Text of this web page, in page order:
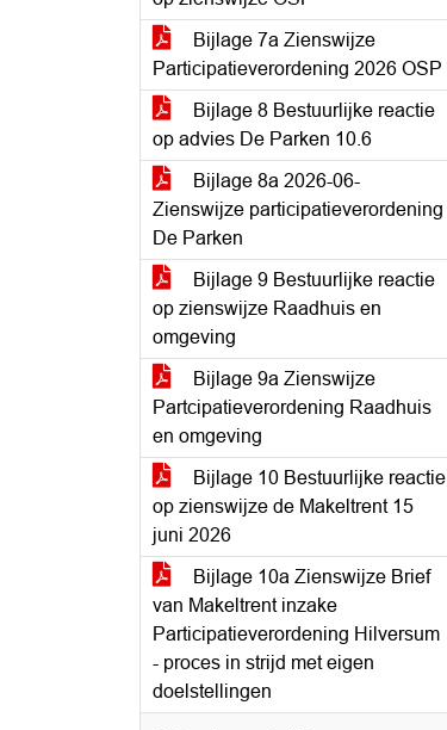
Bijlage 7a Zienswijze
Participatieverordening 2026 OSP
Bijlage 8 Bestuurlijke reactie
op advies De Parken 10.6
Bijlage 8a 2026-06-
Zienswijze participatieverordening
De Parken
Bijlage 9 Bestuurlijke reactie
op zienswijze Raadhuis en
omgeving
Bijlage 9a Zienswijze
Partcipatieverordening Raadhuis
en omgeving
Bijlage 10 Bestuurlijke reactie
op zienswijze de Makeltrent 15
juni 2026
Bijlage 10a Zienswijze Brief
van Makeltrent inzake
Participatieverordening Hilversum
- proces in strijd met eigen
doelstellingen